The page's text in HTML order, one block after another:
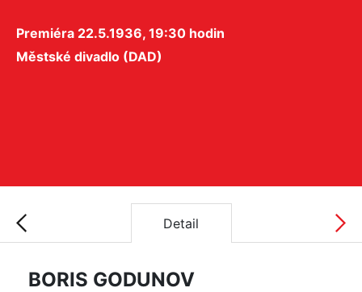
Premiéra 22.5.1936, 19:30 hodin
Městské divadlo (DAD)
Detail
BORIS GODUNOV